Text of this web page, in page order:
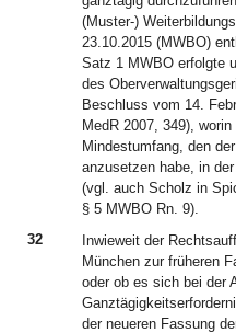
(Muster-)
23.10.2015 (MWBO)
Satz 1 MWBO erfolgte
des
Beschluss vom 14.
MedR 2007, 349),
Mindestumfang, den
anzusetzen habe, in
(vgl. auch Scholz in
§ 5 MWBO Rn. 9).
32
Inwieweit der
München zur früheren
oder ob es sich bei der
der neueren Fassung